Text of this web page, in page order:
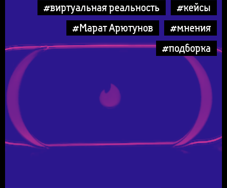
#виртуальная реальность
#кейсы
#Марат Арютунов
#мнения
#подборка